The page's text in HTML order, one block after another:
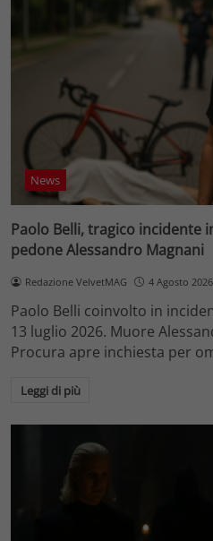
News
Paolo Belli, tragico incidente
pedone Alessandro Magnani
Redazione VelvetMAG 4 Agosto 2026
Paolo Belli coinvolto in
13 luglio 2026. Muore
Procura apre inchiesta per
Leggi di più